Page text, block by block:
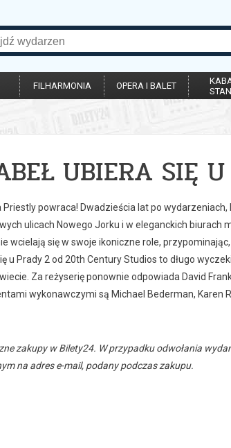
FILHARMONIA OPERA I BALET
UBIERA SIĘ
Priestly powraca! Dwadzieścia lat po
ulicach Nowego Jorku i w eleganckich biurach
wcielają się w swoje ikoniczne role,
u Prady 2 od 20th Century Studios to długo
Za reżyserię ponownie odpowiada David
wykonawczymi są Michael Bederman, Karen
zakupy w Bilety24. W przypadku odwołania
na adres e-mail, podany podczas zakupu.